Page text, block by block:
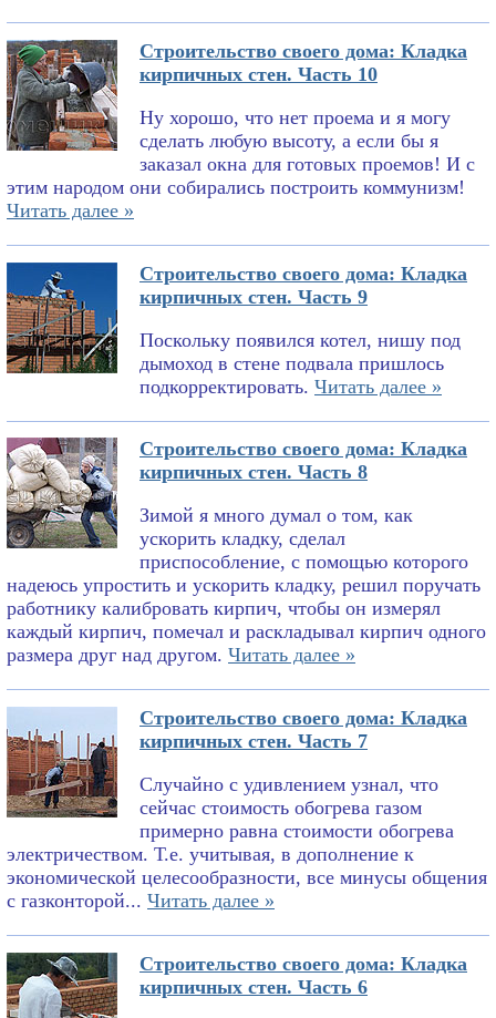
Строительство своего дома: Кладка
кирпичных стен. Часть 10
Ну хорошо, что нет проема и я могу
сделать любую высоту, а если бы я
заказал окна для готовых проемов! И с
этим народом они собирались построить коммунизм!
Читать далее »
Строительство своего дома: Кладка
кирпичных стен. Часть 9
Поскольку появился котел, нишу под
дымоход в стене подвала пришлось
подкорректировать. Читать далее »
Строительство своего дома: Кладка
кирпичных стен. Часть 8
Зимой я много думал о том, как
ускорить кладку, сделал
приспособление, с помощью которого
надеюсь упростить и ускорить кладку, решил поручать
работнику калибровать кирпич, чтобы он измерял
каждый кирпич, помечал и раскладывал кирпич одного
размера друг над другом. Читать далее »
Строительство своего дома: Кладка
кирпичных стен. Часть 7
Случайно с удивлением узнал, что
сейчас стоимость обогрева газом
примерно равна стоимости обогрева
электричеством. Т.е. учитывая, в дополнение к
экономической целесообразности, все минусы общения
с газконторой... Читать далее »
Строительство своего дома: Кладка
кирпичных стен. Часть 6